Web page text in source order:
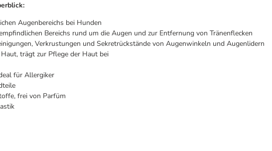
Augenbereichs bei Hunden
Bereichs rund um die Augen und zur Entfernung von Tränenflecken
Verkrustungen und Sekretrückstände von Augenwinkeln und Augenlidern
trägt zur Pflege der Haut bei
für Allergiker
frei von Parfüm